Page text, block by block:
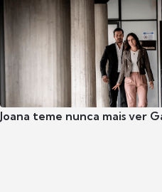
Joana teme nunca mais ver